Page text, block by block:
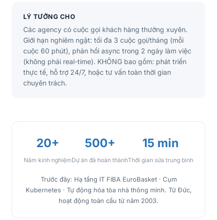
LÝ TƯỞNG CHO
Các agency có cuộc gọi khách hàng thường xuyên.
Giới hạn nghiêm ngặt: tối đa 3 cuộc gọi/tháng (mỗi
cuộc 60 phút), phản hồi async trong 2 ngày làm việc
(không phải real-time). KHÔNG bao gồm: phát triển
thực tế, hỗ trợ 24/7, hoặc tư vấn toàn thời gian
chuyên trách.
20+
Năm kinh nghiệm
500+
Dự án đã hoàn thành
15 min
Thời gian sửa trung bình
Trước đây: Hạ tầng IT FIBA EuroBasket · Cụm
Kubernetes · Tự động hóa tòa nhà thông minh. Từ Đức,
hoạt động toàn cầu từ năm 2003.